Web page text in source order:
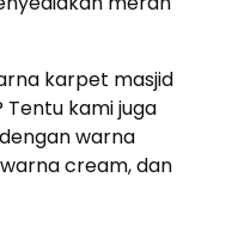
karpet masjid
Tentu kami juga
warna
cream, dan